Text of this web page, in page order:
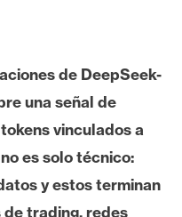
de DeepSeek-
una señal de
vinculados a
es solo técnico:
y estos terminan
trading, redes